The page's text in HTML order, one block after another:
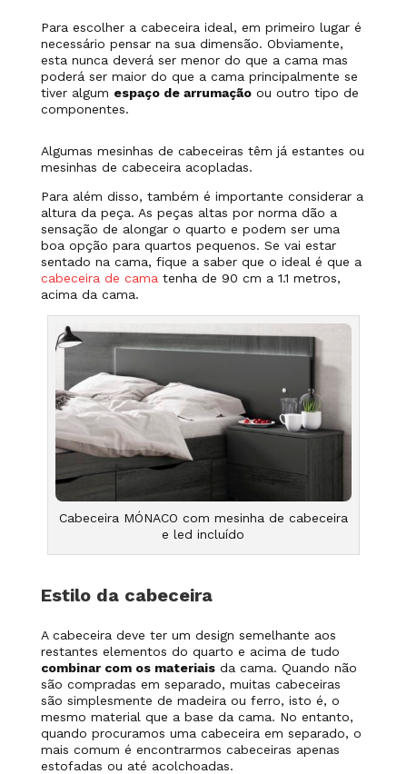
Para escolher a cabeceira ideal, em primeiro lugar é
necessário pensar na sua dimensão. Obviamente,
esta nunca deverá ser menor do que a cama mas
poderá ser maior do que a cama principalmente se
tiver algum espaço de arrumaçãoou outro tipo de
componentes.
Algumas mesinhas de cabeceiras têm já estantes ou
mesinhas de cabeceira acopladas.
Para além disso, também é importante considerar a
altura da peça. As peças altas por norma dão a
sensação de alongar o quarto e podem ser uma
boa opção para quartos pequenos. Se vai estar
sentado na cama, fique a saber que o ideal é que a
cabeceira de cama tenha de 90 cm a 1.1 metros,
acima da cama.
Cabeceira MÓNACO com mesinha de cabeceira
e led incluído
Estilo da cabeceira
A cabeceira deve ter um design semelhante aos
restantes elementos do quarto e acima de tudo
combinar com os materiaisda cama. Quando não
são compradas em separado, muitas cabeceiras
são simplesmente de madeira ou ferro, isto é, o
mesmo material que a base da cama. No entanto,
quando procuramos uma cabeceira em separado, o
mais comum é encontrarmos cabeceiras apenas
estofadas ou até acolchoadas.